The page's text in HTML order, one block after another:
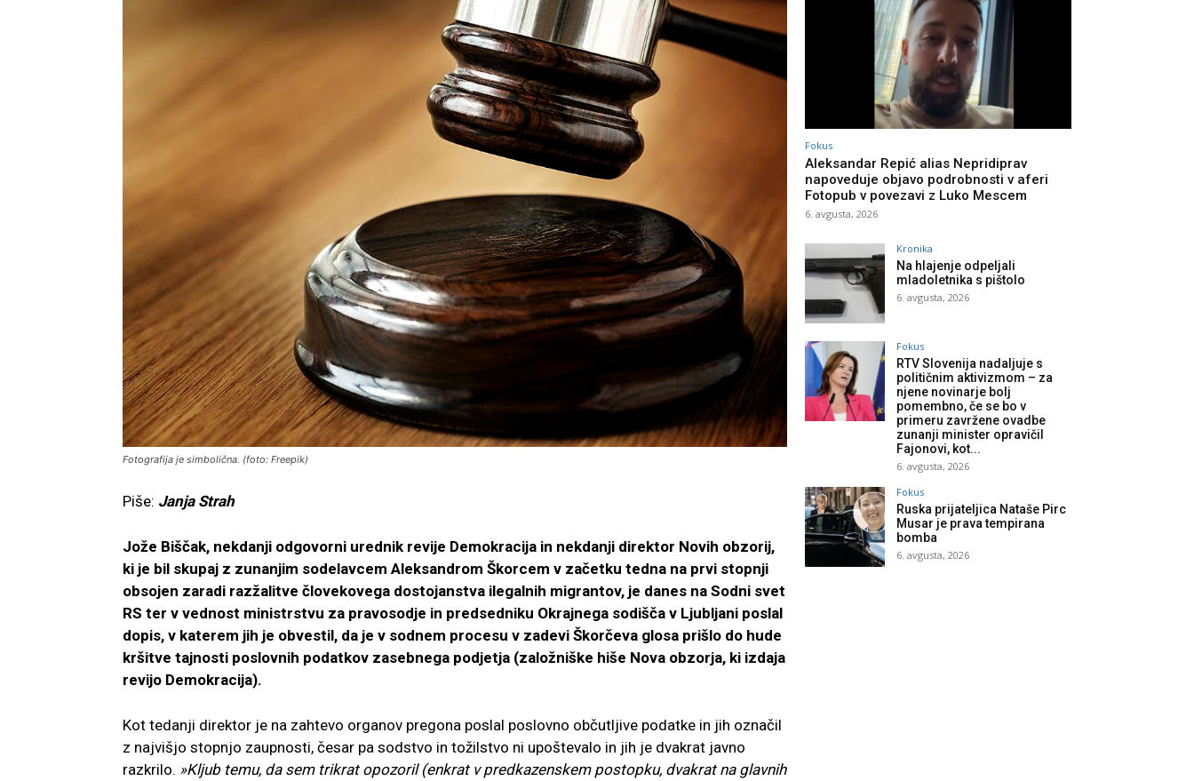
Fotografija je simbolična. (foto: Freepik)
Piše: Janja Strah
Jože Biščak, nekdanji odgovorni urednik revije Demokracija in nekdanji direktor Novih obzorij,
ki je bil skupaj z zunanjim sodelavcem Aleksandrom Škorcem v začetku tedna na prvi stopnji
obsojen zaradi razžalitve človekovega dostojanstva ilegalnih migrantov, je danes na Sodni svet
RS ter v vednost ministrstvu za pravosodje in predsedniku Okrajnega sodišča v Ljubljani poslal
dopis, v katerem jih je obvestil, da je v sodnem procesu v zadevi Škorčeva glosa prišlo do hude
kršitve tajnosti poslovnih podatkov zasebnega podjetja (založniške hiše Nova obzorja, ki izdaja
revijo Demokracija).
Kot tedanji direktor je na zahtevo organov pregona poslal poslovno občutljive podatke in jih označil
z najvišjo stopnjo zaupnosti, česar pa sodstvo in tožilstvo ni upoštevalo in jih je dvakrat javno
razkrilo. »Kljub temu, da sem trikrat opozoril (enkrat v predkazenskem postopku, dvakrat na glavnih
Fokus
Aleksandar Repić alias Nepridiprav
napoveduje objavo podrobnosti v aferi
Fotopub v povezavi z Luko Mescem
6. avgusta, 2026
Kronika
Na hlajenje odpeljali
mladoletnika s pištolo
6. avgusta, 2026
Fokus
RTV Slovenija nadaljuje s
političnim aktivizmom – za
njene novinarje bolj
pomembno, če se bo v
primeru zavržene ovadbe
zunanji minister opravičil
Fajonovi, kot...
6. avgusta, 2026
Fokus
Ruska prijateljica Nataše Pirc
Musar je prava tempirana
bomba
6. avgusta, 2026